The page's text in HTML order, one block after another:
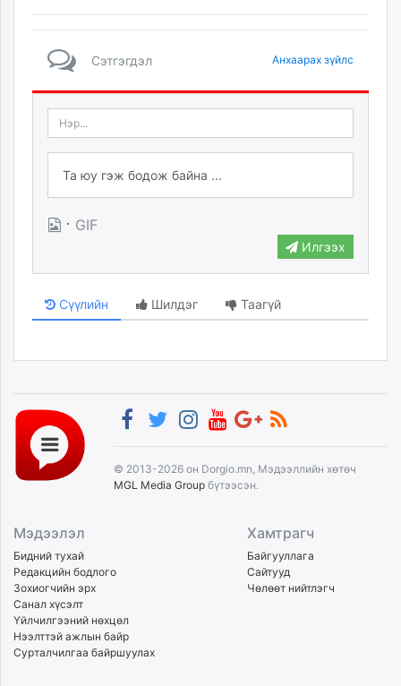
Сэтгэгдэл Анхаарах зүйлс
· GIF
Илгээх
Сүүлийн Шилдэг Таагүй
© 2013-2026 он Dorgio.mn, Мэдээллийн хөтөч
MGL Media Group бүтээсэн.
Мэдээлэл
Бидний тухай
Редакцийн бодлого
Зохиогчийн эрх
Санал хүсэлт
Үйлчилгээний нөхцөл
Нээлттэй ажлын байр
Сурталчилгаа байршуулах
Хамтрагч
Байгууллага
Сайтууд
Чөлөөт нийтлэгч